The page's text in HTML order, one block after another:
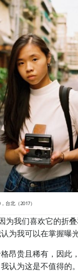
台北（2017）
为我们喜欢它的折
为我可以在掌握曝
昂贵且稀有，因此
认为这是不值得的。